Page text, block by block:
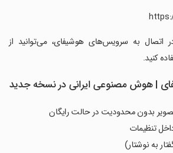
به سرویس‌های هوشیفای، می‌توانید از
| هوش مصنوعی ایرانی در نسخه جدید
بدون محدودیت در حالت رایگان
تنظیمات
به نوشتار)